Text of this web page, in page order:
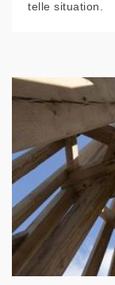
telle situation.